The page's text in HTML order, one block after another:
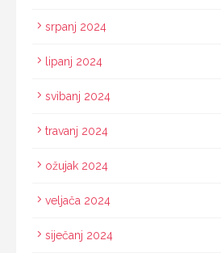
srpanj 2024
lipanj 2024
svibanj 2024
travanj 2024
ožujak 2024
veljača 2024
siječanj 2024